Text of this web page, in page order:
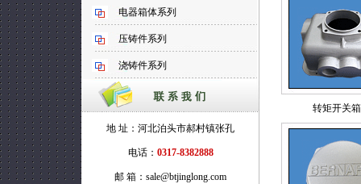
电器箱体系列
压铸件系列
浇铸件系列
地 址：河北泊头市郝村镇张孔
电话： 0317-8382888
邮 箱：sale@btjinglong.com
转矩开关